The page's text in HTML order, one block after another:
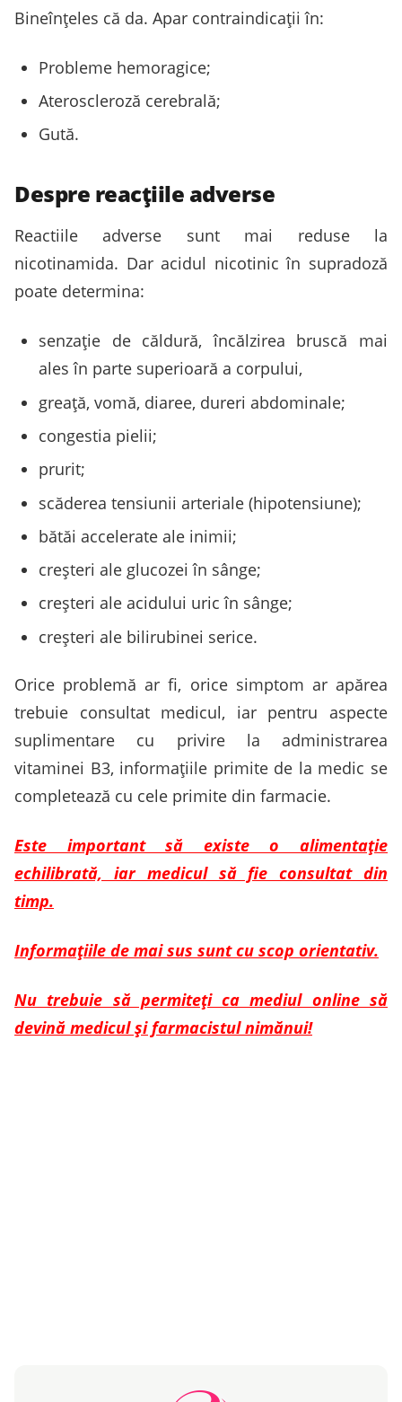
Bineînțeles că da. Apar contraindicații în:
Probleme hemoragice;
Ateroscleroză cerebrală;
Gută.
Despre reacțiile adverse
Reactiile adverse sunt mai reduse la
nicotinamida. Dar acidul nicotinic în supradoză
poate determina:
senzație de căldură, încălzirea bruscă mai
ales în parte superioară a corpului,
greață, vomă, diaree, dureri abdominale;
congestia pielii;
prurit;
scăderea tensiunii arteriale (hipotensiune);
bătăi accelerate ale inimii;
creșteri ale glucozei în sânge;
creșteri ale acidului uric în sânge;
creșteri ale bilirubinei serice.
Orice problemă ar fi, orice simptom ar apărea
trebuie consultat medicul, iar pentru aspecte
suplimentare cu privire la administrarea
vitaminei B3, informațiile primite de la medic se
completează cu cele primite din farmacie.
Este important să existe o alimentație
echilibrată, iar medicul să fie consultat din
timp.
Informațiile de mai sus sunt cu scop orientativ.
Nu trebuie să permiteți ca mediul online să
devină medicul și farmacistul nimănui!